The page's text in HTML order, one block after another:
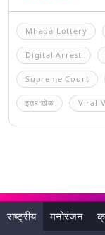
Mhada Lottery
Digital Arrest
Supreme Court
इतर खेळ Viral
राष्ट्रीय मनोरंजन